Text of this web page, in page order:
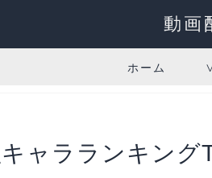
動画
ホーム
キャラランキング